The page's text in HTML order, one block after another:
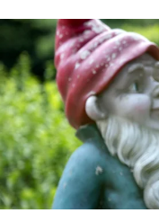
sport
berlin
nord
wahrheit
verlag